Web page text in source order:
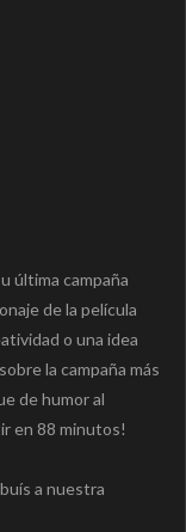
última campaña
de la película
o una idea
la campaña más
de humor al
en 88 minutos!
a nuestra